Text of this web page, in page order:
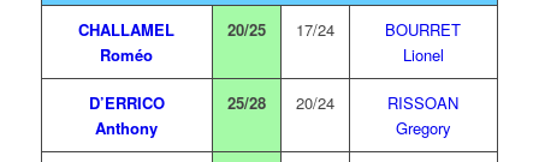
CHALLAMEL
Roméo
20/25 17/24
BOURRET
Lionel
D’ERRICO
Anthony
25/28 20/24
RISSOAN
Gregory